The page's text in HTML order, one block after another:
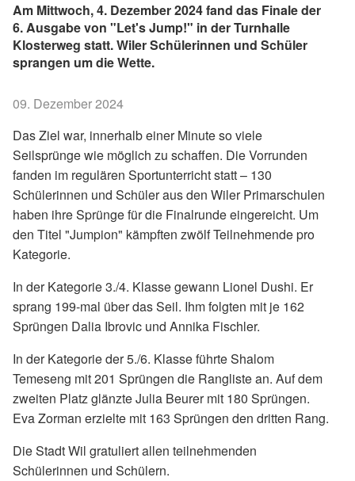
Am Mittwoch, 4. Dezember 2024 fand das Finale der
6. Ausgabe von "Let's Jump!" in der Turnhalle
Klosterweg statt. Wiler Schülerinnen und Schüler
sprangen um die Wette.
09. Dezember 2024
Das Ziel war, innerhalb einer Minute so viele
Seilsprünge wie möglich zu schaffen. Die Vorrunden
fanden im regulären Sportunterricht statt – 130
Schülerinnen und Schüler aus den Wiler Primarschulen
haben ihre Sprünge für die Finalrunde eingereicht. Um
den Titel "Jumpion" kämpften zwölf Teilnehmende pro
Kategorie.
In der Kategorie 3./4. Klasse gewann Lionel Dushi. Er
sprang 199-mal über das Seil. Ihm folgten mit je 162
Sprüngen Dalia Ibrovic und Annika Fischler.
In der Kategorie der 5./6. Klasse führte Shalom
Temeseng mit 201 Sprüngen die Rangliste an. Auf dem
zweiten Platz glänzte Julia Beurer mit 180 Sprüngen.
Eva Zorman erzielte mit 163 Sprüngen den dritten Rang.
Die Stadt Wil gratuliert allen teilnehmenden
Schülerinnen und Schülern.